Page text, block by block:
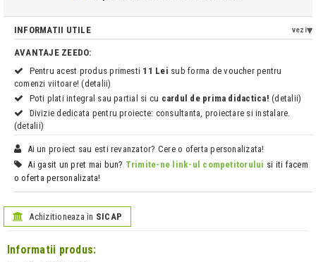
INFORMATII UTILE vezi
AVANTAJE ZEEDO:
Pentru acest produs primesti 11 Lei sub forma de voucher pentru
comenzi viitoare! (detalii)
Poti plati integral sau partial si cu cardul de prima didactica! (detalii)
Divizie dedicata pentru proiecte: consultanta, proiectare si instalare.
(detalii)
Ai un proiect sau esti revanzator? Cere o oferta personalizata!
Ai gasit un pret mai bun? Trimite-ne link-ul competitorului si iti facem
o oferta personalizata!
Achizitioneaza in SICAP
Informatii produs: